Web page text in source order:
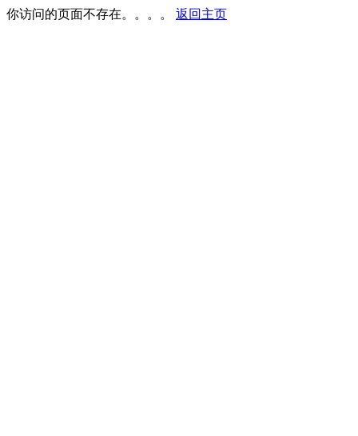
你访问的页面不存在。。。。 返回主页